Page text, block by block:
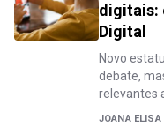
digitais:
Digital
Novo
debate,
relevantes
JOANA ELISA